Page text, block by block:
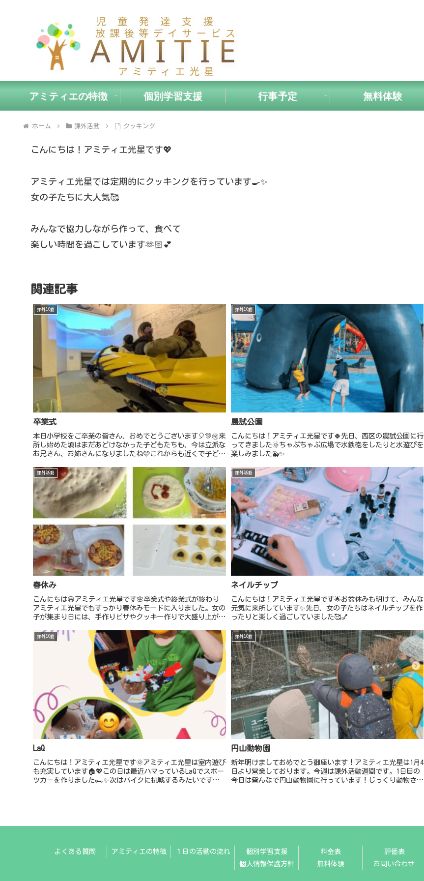
アミティエの特徴 個別学習支援 行事予定 無料体験
ホーム 課外活動 クッキング
こんにちは！アミティエ光星です💖
アミティエ光星では定期的にクッキングを行っています🍳✨
女の子たちに大人気🥰
みんなで協力しながら作って、食べて
楽しい時間を過ごしています🫶🏻💕
関連記事
課外活動
卒業式
本日小学校をご卒業の皆さん、おめでとうございます🎈🎊㊗️来
所し始めた頃はまだあどけなかった子どもたちも、今は立派な
お兄さん、お姉さんになりましたね🩷これからも近くで子ども
してリフレッシュ...
課外活動
農試公園
こんにちは！アミティエ光星です🍀先日、西区の農試公園に行
ってきました🌞ちゃぷちゃぷ広場で水鉄砲をしたりと水遊びを
楽しみました🐳✨
課外活動
春休み
こんにちは😃アミティエ光星です🌸卒業式や終業式が終わり
アミティエ光星でもすっかり春休みモードに入りました。女の
子が集まり日には、手作りピザやクッキー作りで大盛り上がり
りの美味しさを感じ...
課外活動
ネイルチップ
こんにちは！アミティエ光星です🌟お盆休みも明けて、みんな
元気に来所しています✨先日、女の子たちはネイルチップを作
ったりと楽しく過ごしていました🥰💅
課外活動
LaQ
こんにちは！アミティエ光星です🌞アミティエ光星は室内遊び
も充実しています🏠💖この日は最近ハマっているLaQでスポー
ツカーを作りました🏎️✨次はバイクに挑戦するみたいです…
課外活動
円山動物園
新年明けましておめでとう御座います！アミティエ光星は1月4
日より営業しております。今週は課外活動週間です。1日目の
今日は皆んなで円山動物園に行っています！じっくり動物さん
よくある質問 アミティエの特徴 １日の活動の流れ 個別学習支援 料金表 評価表
個人情報保護方針
無料体験 お問い合わせ